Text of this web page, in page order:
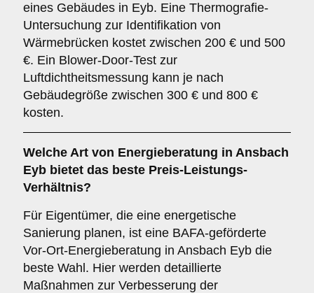
eines Gebäudes in Eyb. Eine Thermografie-
Untersuchung zur Identifikation von
Wärmebrücken kostet zwischen 200 € und 500
€. Ein Blower-Door-Test zur
Luftdichtheitsmessung kann je nach
Gebäudegröße zwischen 300 € und 800 €
kosten.
Welche Art von Energieberatung in Ansbach
Eyb bietet das beste Preis-Leistungs-
Verhältnis?
Für Eigentümer, die eine energetische
Sanierung planen, ist eine BAFA-geförderte
Vor-Ort-Energieberatung in Ansbach Eyb die
beste Wahl. Hier werden detaillierte
Maßnahmen zur Verbesserung der